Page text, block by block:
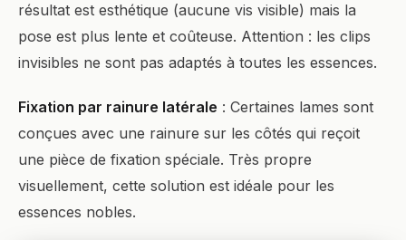
résultat est esthétique (aucune vis visible) mais la
pose est plus lente et coûteuse. Attention : les clips
invisibles ne sont pas adaptés à toutes les essences.
Fixation par rainure latérale : Certaines lames sont
conçues avec une rainure sur les côtés qui reçoit
une pièce de fixation spéciale. Très propre
visuellement, cette solution est idéale pour les
essences nobles.